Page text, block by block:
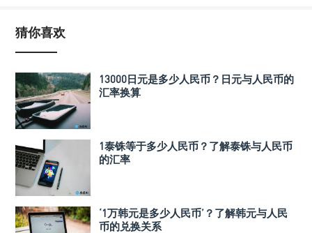
猜你喜欢
13000日元是多少人民币？日元与人民币的
汇率换算
1泰铢等于多少人民币？了解泰铢与人民币
的汇率
‘1万韩元是多少人民币’？了解韩元与人民
币的兑换关系